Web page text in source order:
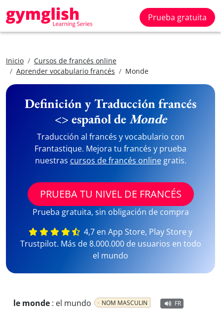
Prueba gratuita
Inicio
Cursos de francés online
Aprender vocabulario francés
Monde
Definición y Traducción francés
<> español deMonde
Traducción al francés y vocabulario con
Frantastique. Mejora tu francés y prueba
nuestras cursos de francés onlinegratis.
PRUEBA TU NIVEL DE FRANCÉS
Prueba gratuita, sin obligación de compra
4,7 en App Store, Play Store y
Trustpilot. Más de 8.000.000 de usuarios en todo
el mundo
le monde : el mundo NOM MASCULIN
FR